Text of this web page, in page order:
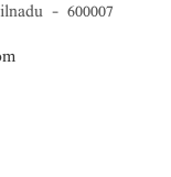
- 600007